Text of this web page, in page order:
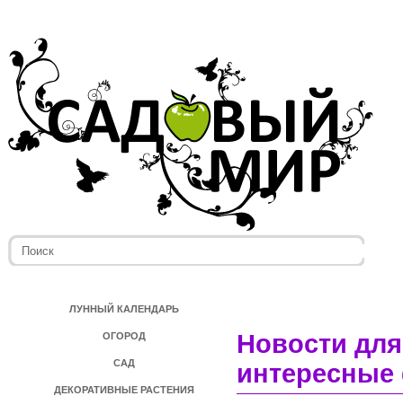
ЛУННЫЙ КАЛЕНДАРЬ
ОГОРОД
САД
ДЕКОРАТИВНЫЕ РАСТЕНИЯ
Новости